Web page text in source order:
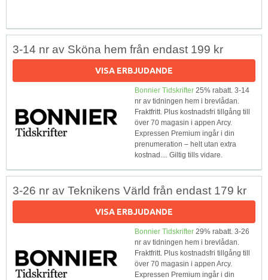
3-14 nr av Sköna hem från endast 199 kr
VISA ERBJUDANDE
Bonnier Tidskrifter 25% rabatt. 3-14
nr av tidningen hem i brevlådan.
Fraktfritt. Plus kostnadsfri tillgång till
över 70 magasin i appen Arcy.
Expressen Premium ingår i din
prenumeration – helt utan extra
kostnad.... Giltig tills vidare.
3-26 nr av Teknikens Värld från endast 179 kr
VISA ERBJUDANDE
Bonnier Tidskrifter 29% rabatt. 3-26
nr av tidningen hem i brevlådan.
Fraktfritt. Plus kostnadsfri tillgång till
över 70 magasin i appen Arcy.
Expressen Premium ingår i din